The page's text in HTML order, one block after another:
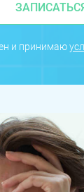
и принимаю